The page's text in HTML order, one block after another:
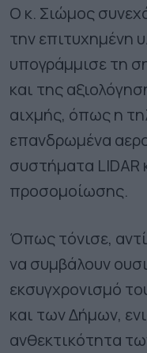
Ο κ. Σιώμος
την επιτυχημένη
υπογράμμισε τη
και της
αιχμής, όπως η
επανδρωμένα
συστήματα LIDAR
προσομοίωσης.
Όπως τόνισε,
να συμβάλουν
εκσυγχρονισμό
και των Δήμων,
ανθεκτικότητα